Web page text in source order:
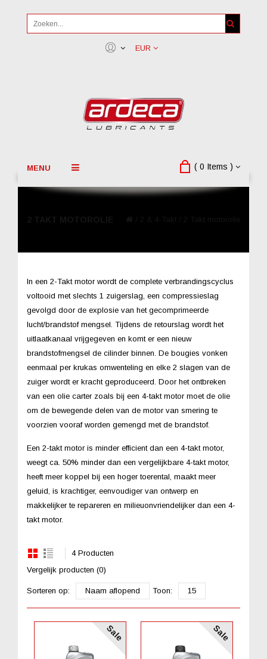
EUR
MENU ( 0 Items )
In een 2-Takt motor wordt de complete verbrandingscyclus
voltooid met slechts 1 zuigerslag, een compressieslag
gevolgd door de explosie van het gecomprimeerde
lucht/brandstof mengsel. Tijdens de retourslag wordt het
uitlaatkanaal vrijgegeven en komt er een nieuw
brandstofmengsel de cilinder binnen. De bougies vonken
eenmaal per krukas omwenteling en elke 2 slagen van de
zuiger wordt er kracht geproduceerd. Door het ontbreken
van een olie carter zoals bij een 4-takt motor moet de olie
om de bewegende delen van de motor van smering te
voorzien vooraf worden gemengd met de brandstof.
Een 2-takt motor is minder efficient dan een 4-takt motor,
weegt ca. 50% minder dan een vergelijkbare 4-takt motor,
heeft meer koppel bij een hoger toerental, maakt meer
geluid, is krachtiger, eenvoudiger van ontwerp en
makkelijker te repareren en milieuonvriendelijker dan een 4-
takt motor.
4 Producten
Vergelijk producten (0)
Sorteren op: Naam aflopend Toon: 15
Sale Sale